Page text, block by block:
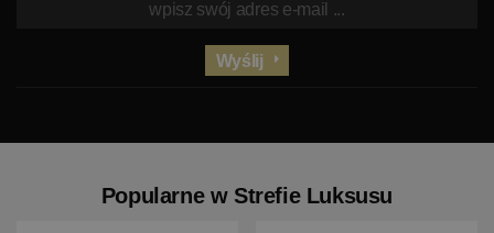
Wyślij
Popularne w Strefie Luksusu